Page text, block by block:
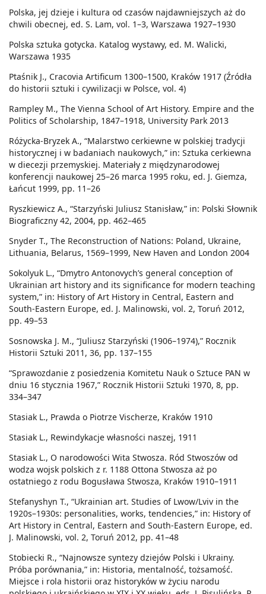
Polska, jej dzieje i kultura od czasów najdawniejszych aż do
chwili obecnej, ed. S. Lam, vol. 1–3, Warszawa 1927–1930
Polska sztuka gotycka. Katalog wystawy, ed. M. Walicki,
Warszawa 1935
Ptaśnik J., Cracovia Artificum 1300–1500, Kraków 1917 (Źródła
do historii sztuki i cywilizacji w Polsce, vol. 4)
Rampley M., The Vienna School of Art History. Empire and the
Politics of Scholarship, 1847–1918, University Park 2013
Różycka-Bryzek A., “Malarstwo cerkiewne w polskiej tradycji
historycznej i w badaniach naukowych,” in: Sztuka cerkiewna
w diecezji przemyskiej. Materiały z międzynarodowej
konferencji naukowej 25–26 marca 1995 roku, ed. J. Giemza,
Łańcut 1999, pp. 11–26
Ryszkiewicz A., “Starzyński Juliusz Stanisław,” in: Polski Słownik
Biograficzny 42, 2004, pp. 462–465
Snyder T., The Reconstruction of Nations: Poland, Ukraine,
Lithuania, Belarus, 1569–1999, New Haven and London 2004
Sokolyuk L., “Dmytro Antonovych’s general conception of
Ukrainian art history and its significance for modern teaching
system,” in: History of Art History in Central, Eastern and
South-Eastern Europe, ed. J. Malinowski, vol. 2, Toruń 2012,
pp. 49–53
Sosnowska J. M., “Juliusz Starzyński (1906–1974),” Rocznik
Historii Sztuki 2011, 36, pp. 137–155
“Sprawozdanie z posiedzenia Komitetu Nauk o Sztuce PAN w
dniu 16 stycznia 1967,” Rocznik Historii Sztuki 1970, 8, pp.
334–347
Stasiak L., Prawda o Piotrze Vischerze, Kraków 1910
Stasiak L., Rewindykacje własności naszej, 1911
Stasiak L., O narodowości Wita Stwosza. Ród Stwoszów od
wodza wojsk polskich z r. 1188 Ottona Stwosza aż po
ostatniego z rodu Bogusława Stwosza, Kraków 1910–1911
Stefanyshyn T., “Ukrainian art. Studies of Lwow/Lviv in the
1920s–1930s: personalities, works, tendencies,” in: History of
Art History in Central, Eastern and South-Eastern Europe, ed.
J. Malinowski, vol. 2, Toruń 2012, pp. 41–48
Stobiecki R., “Najnowsze syntezy dziejów Polski i Ukrainy.
Próba porównania,” in: Historia, mentalność, tożsamość.
Miejsce i rola historii oraz historyków w życiu narodu